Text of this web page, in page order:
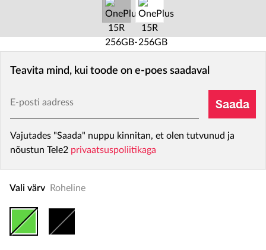
Teavita mind, kui toode on e-poes saadaval
E-posti aadress
Saada
Vajutades "Saada" nuppu kinnitan, et olen tutvunud ja
nõustun Tele2 privaatsuspoliitikaga
Vali värv Roheline